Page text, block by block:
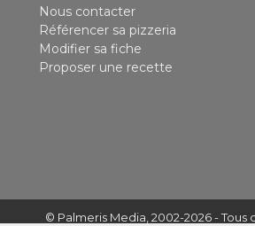
Nous contacter
Référencer sa pizzeria
Modifier sa fiche
Proposer une recette
© Palmeris Media , 2002-2026 -